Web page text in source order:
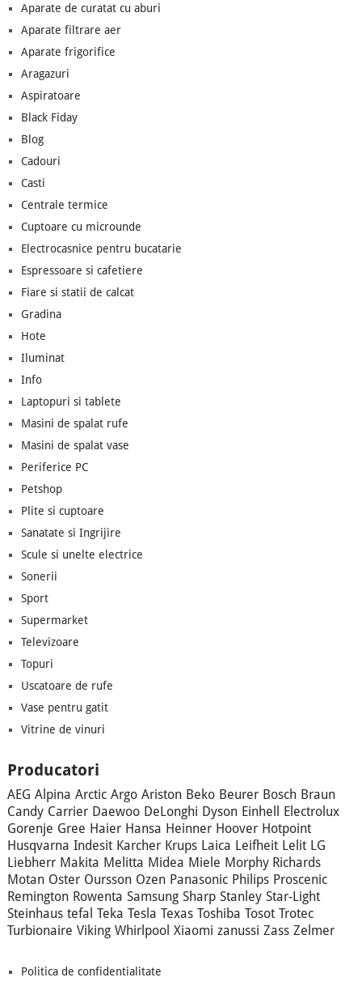
Aparate de curatat cu aburi
Aparate filtrare aer
Aparate frigorifice
Aragazuri
Aspiratoare
Black Fiday
Blog
Cadouri
Casti
Centrale termice
Cuptoare cu microunde
Electrocasnice pentru bucatarie
Espressoare si cafetiere
Fiare si statii de calcat
Gradina
Hote
Iluminat
Info
Laptopuri si tablete
Masini de spalat rufe
Masini de spalat vase
Periferice PC
Petshop
Plite si cuptoare
Sanatate si Ingrijire
Scule si unelte electrice
Sonerii
Sport
Supermarket
Televizoare
Topuri
Uscatoare de rufe
Vase pentru gatit
Vitrine de vinuri
Producatori
AEG Alpina Arctic Argo Ariston Beko Beurer Bosch Braun
Candy Carrier Daewoo DeLonghi Dyson Einhell
Electrolux
Gorenje Gree Haier Hansa Heinner Hoover Hotpoint
Husqvarna Indesit Karcher Krups Laica Leifheit Lelit LG
Liebherr Makita Melitta Midea Miele Morphy Richards
Motan Oster Oursson Ozen Panasonic Philips Proscenic
Remington Rowenta Samsung Sharp Stanley Star-Light
Steinhaus tefal Teka Tesla Texas Toshiba Tosot Trotec
Turbionaire Viking Whirlpool Xiaomi zanussi Zass Zelmer
Politica de confidentialitate